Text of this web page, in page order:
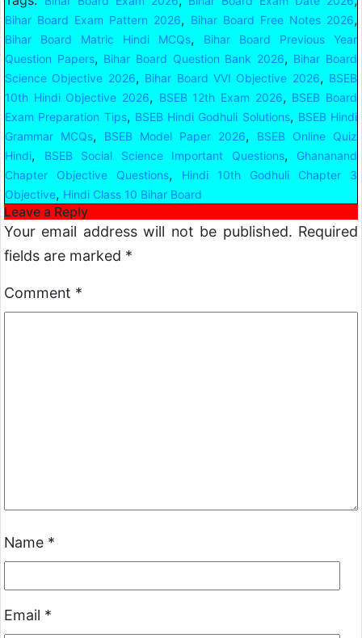
Bihar Board Exam Pattern 2026, Bihar Board Free Notes 2026,
Bihar Board Matric Hindi MCQs,
Bihar Board Previous Year
Question Papers, Bihar Board Question Bank 2026, Bihar Board
Science Objective 2026, Bihar Board VVI Objective 2026, BSEB
10th Hindi Objective 2026, BSEB 12th Exam 2026, BSEB Board
Exam Preparation Tips, BSEB Hindi Godhuli Solutions, BSEB Hindi
Grammar MCQs, BSEB Model Paper 2026,
BSEB Online Quiz
Hindi, BSEB Social Science Important Questions,
Ghananand
Chapter Objective Questions,
Hindi 10th Godhuli Chapter 3
Objective, Hindi Class 10 Bihar Board
Leave a Reply
Your email address will not be published. Required
fields are marked *
Comment *
Name *
Email *